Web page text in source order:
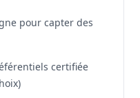
pour capter des
certifiée